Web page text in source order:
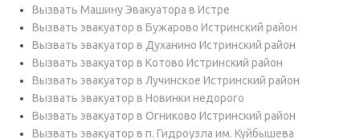
Вызвать Машину Эвакуатора в Истре
Вызвать эвакуатор в Бужарово Истринский район
Вызвать эвакуатор в Духанино Истринский район
Вызвать эвакуатор в Котово Истринский район
Вызвать эвакуатор в Лучинское Истринский район
Вызвать эвакуатор в Новинки недорого
Вызвать эвакуатор в Огниково Истринский район
Вызвать эвакуатор в п. Гидроузла им. Куйбышева